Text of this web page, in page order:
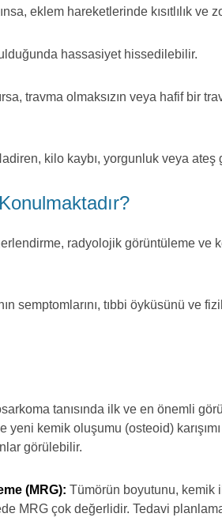
eklem hareketlerinde kısıtlılık ve
hassasiyet hissedilebilir.
travma olmaksızın veya hafif bir
kilo kaybı, yorgunluk veya
radyolojik görüntüleme
semptomlarını, tıbbi öyküsünü ve
tanısında ilk ve en önemli
yeni kemik oluşumu (osteoid)
görülebilir.
(MRG): Tümörün boyutunu, kemik
MRG çok değerlidir. Tedavi